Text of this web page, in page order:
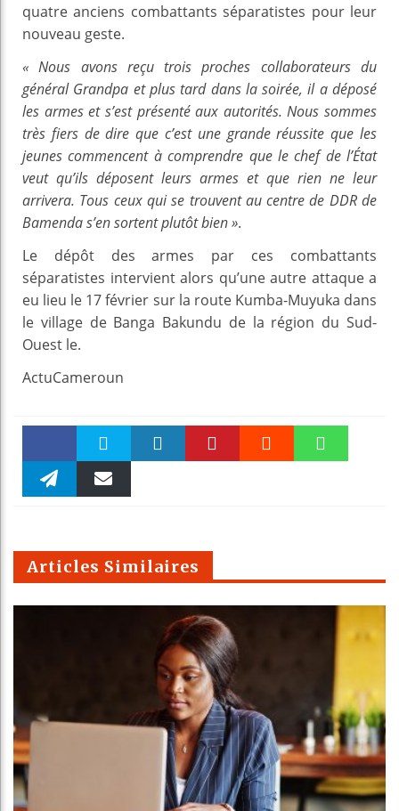
quatre anciens combattants séparatistes pour leur
nouveau geste.
« Nous avons reçu trois proches collaborateurs du
général Grandpa et plus tard dans la soirée, il a déposé
les armes et s’est présenté aux autorités. Nous sommes
très fiers de dire que c’est une grande réussite que les
jeunes commencent à comprendre que le chef de l’État
veut qu’ils déposent leurs armes et que rien ne leur
arrivera. Tous ceux qui se trouvent au centre de DDR de
Bamenda s’en sortent plutôt bien ».
Le dépôt des armes par ces combattants
séparatistes intervient alors qu’une autre attaque a
eu lieu le 17 février sur la route Kumba-Muyuka dans
le village de Banga Bakundu de la région du Sud-
Ouest le.
ActuCameroun
Faceboo Twitter
m
Articles Similaires